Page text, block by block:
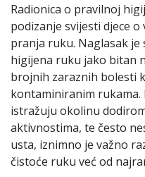
Radionica o pravilnoj
podizanje svijesti djece
pranja ruku. Naglasak je
higijena ruku jako bitan
brojnih zaraznih bolesti
kontaminiranim rukama.
istražuju okolinu
aktivnostima, te često
usta, iznimno je važno
čistoće ruku već od